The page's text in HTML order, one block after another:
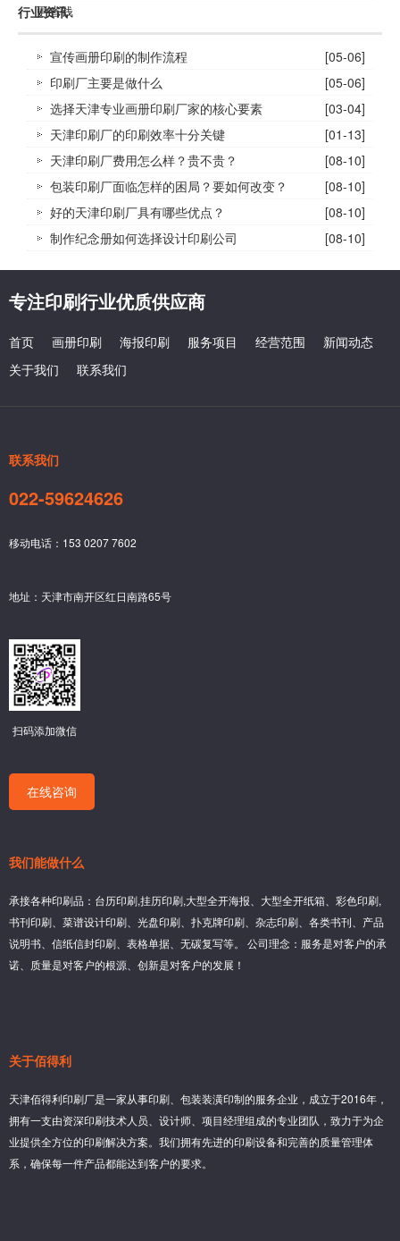
更省钱
行业资讯
宣传画册印刷的制作流程
[05-06]
印刷厂主要是做什么
[05-06]
选择天津专业画册印刷厂家的核心要素
[03-04]
天津印刷厂的印刷效率十分关键
[01-13]
天津印刷厂费用怎么样？贵不贵？
[08-10]
包装印刷厂面临怎样的困局？要如何改变？
[08-10]
好的天津印刷厂具有哪些优点？
[08-10]
制作纪念册如何选择设计印刷公司
[08-10]
专注印刷行业优质供应商
首页 画册印刷 海报印刷 服务项目 经营范围
新闻动态
关于我们
联系我们
联系我们
022-59624626
移动电话：153 0207 7602
地址：天津市南开区红日南路65号
扫码添加微信
在线咨询
我们能做什么
承接各种印刷品：台历印刷,挂历印刷,大型全开海报、大型全开纸箱、彩色印刷,
书刊印刷、菜谱设计印刷、光盘印刷、扑克牌印刷、杂志印刷、各类书刊、产品
说明书、信纸信封印刷、表格单据、无碳复写等。 公司理念：服务是对客户的承
诺、质量是对客户的根源、创新是对客户的发展！
关于佰得利
天津佰得利印刷厂是一家从事印刷、包装装潢印制的服务企业，成立于2016年，
拥有一支由资深印刷技术人员、设计师、项目经理组成的专业团队，致力于为企
业提供全方位的印刷解决方案。我们拥有先进的印刷设备和完善的质量管理体
系，确保每一件产品都能达到客户的要求。